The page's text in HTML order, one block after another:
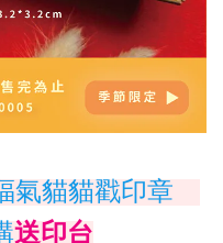
氣貓貓戳印章
送印台